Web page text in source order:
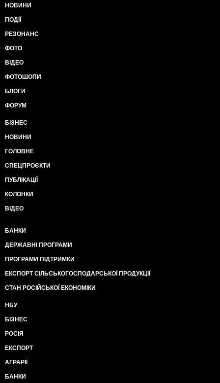
НОВИНИ
ПОДІЇ
РЕЗОНАНС
ФОТО
ВІДЕО
ФОТОШОПИ
БЛОГИ
ФОРУМ
БІЗНЕС
НОВИНИ
ГОЛОВНЕ
СПЕЦПРОЄКТИ
ПУБЛІКАЦІЇ
КОЛОНКИ
ВІДЕО
БАНКИ
ДЕРЖАВНІ ПРОГРАМИ
ПРОГРАМИ ПІДТРИМКИ
ЕКСПОРТ СІЛЬСЬКОГОСПОДАРСЬКОЇ ПРОДУКЦІЇ
СТАН РОСІЙСЬКОЇ ЕКОНОМІКИ
НБУ
БІЗНЕС
РОСІЯ
ЕКСПОРТ
АГРАРІЇ
БАНКИ